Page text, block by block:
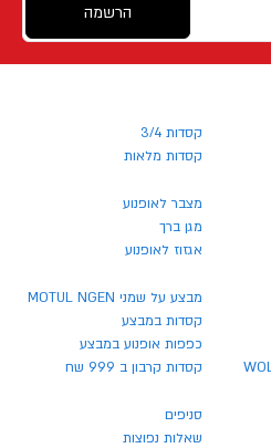
הרשמה
קסדות 3/4
קסדות מלאות
מצבר לאופנוע
מגן ברך
אגזוז לאופנוע
מבצע על שמני MOTUL NGEN
קסדות במבצע
כפפות אופנוע במבצע
קסדות קרבון ב 999 שח
סניפים
שאלות נפוצות